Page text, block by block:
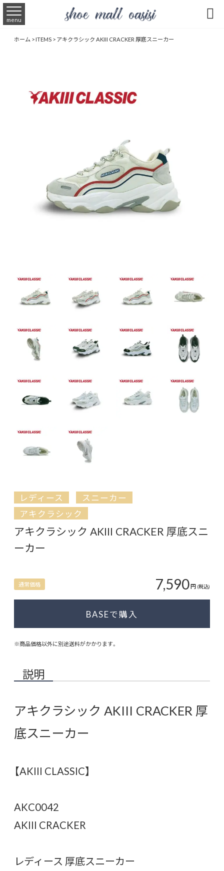
menu 
ホーム>ITEMS>アキクラシック AKIII CRACKER 厚底スニーカー
レディース
スニーカー
アキクラシック
アキクラシック AKIII CRACKER 厚底スニ
ーカー
通常価格 7,590円 (税込)
BASEで購入
※商品価格以外に別途送料がかかります。
説明
アキクラシック AKIII CRACKER 厚
底スニーカー
【AKIII CLASSIC】
AKC0042
AKIII CRACKER
レディース 厚底スニーカー